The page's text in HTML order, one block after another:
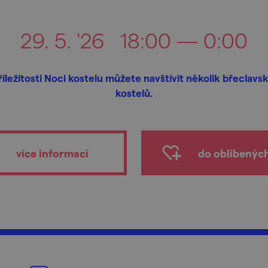
29. 5. '26 18:00 — 0:00
Noci kostelu můžete navštívit několik
kostelů.
více informací do